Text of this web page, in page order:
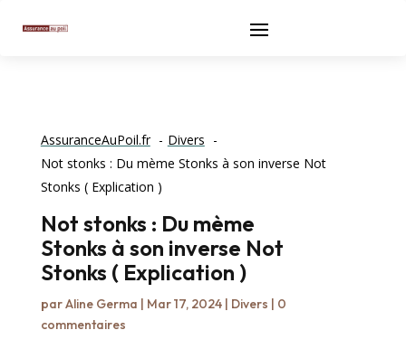
AssuranceAuPoil.fr
Divers
Not stonks : Du mème Stonks à son inverse Not
Stonks ( Explication )
Not stonks : Du mème
Stonks à son inverse Not
Stonks ( Explication )
parAline Germa | Mar 17, 2024| Divers | 0
commentaires